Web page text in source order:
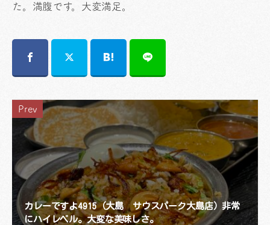
た。満腹です。大変満足。
Prev
カレーですよ4915（大島 サウスパーク大島店）非常
にハイレベル。大変な美味しさ。